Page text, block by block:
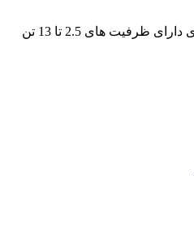
مینی چیلر هوا خنک اسکرال گری دارای ظرفیت های 2.5 تا 13 تن